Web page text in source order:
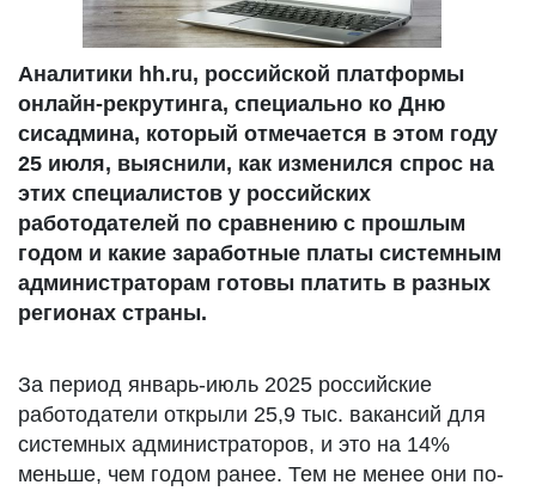
Аналитики hh.ru, российской платформы
онлайн-рекрутинга, специально ко Дню
сисадмина, который отмечается в этом году
25 июля, выяснили, как изменился спрос на
этих специалистов у российских
работодателей по сравнению с прошлым
годом и какие заработные платы системным
администраторам готовы платить в разных
регионах страны.
За период январь-июль 2025 российские
работодатели открыли 25,9 тыс. вакансий для
системных администраторов, и это на 14%
меньше, чем годом ранее. Тем не менее они по-